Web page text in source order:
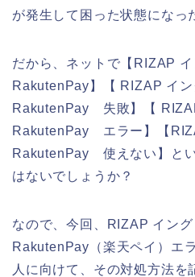
が発生して困った状態になっ
だから、ネットで【RIZAP イ
RakutenPay】【 RIZAP イン
RakutenPay 失敗】【
RakutenPay エラー】【
RakutenPay 使えない】と
はないでしょうか？
なので、今回、RIZAP イン
RakutenPay（楽天ペイ）エ
人に向けて、その対処方法を